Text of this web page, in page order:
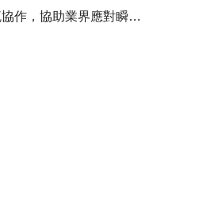
作，協助業界應對瞬息
統」及「應用於建築業